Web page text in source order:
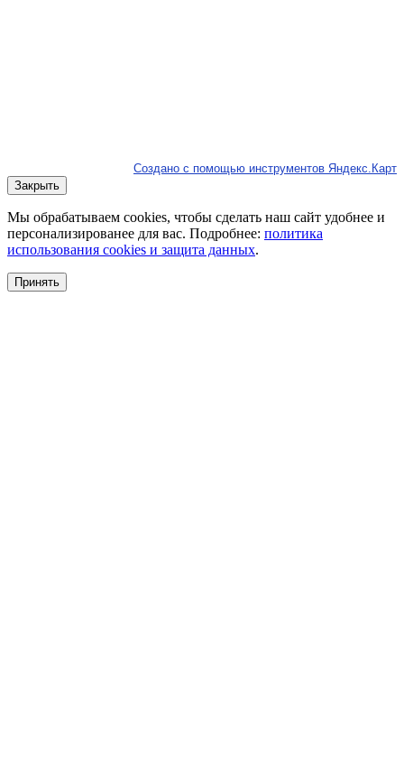
Создано с помощью инструментов Яндекс.Карт
Закрыть
Мы обрабатываем cookies, чтобы сделать наш сайт удобнее и
персонализированее для вас. Подробнее: политика
использования cookies и защита данных.
Принять